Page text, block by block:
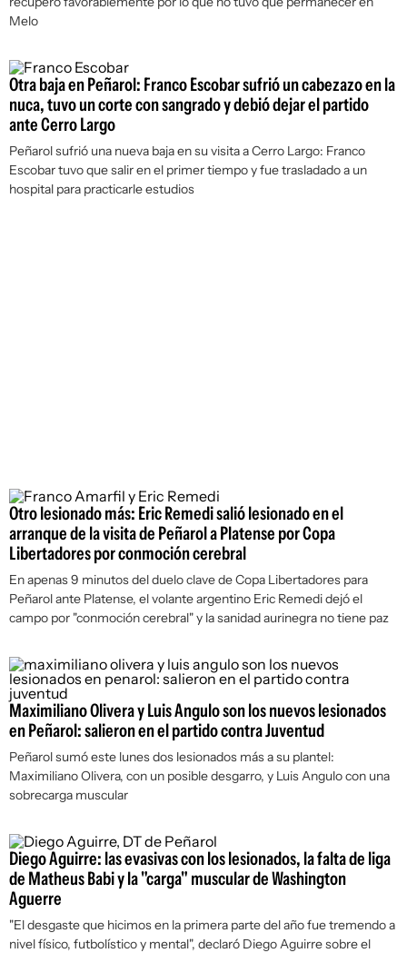
Melo
Otra baja en Peñarol: Franco Escobar sufrió un cabezazo en la
nuca, tuvo un corte con sangrado y debió dejar el partido
ante Cerro Largo
Peñarol sufrió una nueva baja en su visita a Cerro Largo: Franco
Escobar tuvo que salir en el primer tiempo y fue trasladado a un
hospital para practicarle estudios
Otro lesionado más: Eric Remedi salió lesionado en el
arranque de la visita de Peñarol a Platense por Copa
Libertadores por conmoción cerebral
En apenas 9 minutos del duelo clave de Copa Libertadores para
Peñarol ante Platense, el volante argentino Eric Remedi dejó el
campo por "conmoción cerebral" y la sanidad aurinegra no tiene paz
Maximiliano Olivera y Luis Angulo son los nuevos lesionados
en Peñarol: salieron en el partido contra Juventud
Peñarol sumó este lunes dos lesionados más a su plantel:
Maximiliano Olivera, con un posible desgarro, y Luis Angulo con una
sobrecarga muscular
Diego Aguirre: las evasivas con los lesionados, la falta de liga
de Matheus Babi y la "carga" muscular de Washington
Aguerre
"El desgaste que hicimos en la primera parte del año fue tremendo a
nivel físico, futbolístico y mental", declaró Diego Aguirre sobre el